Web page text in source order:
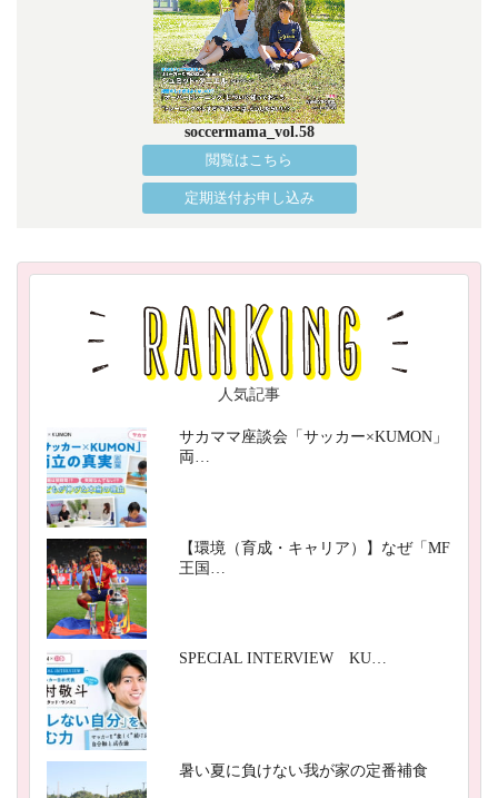
soccermama_vol.58
閲覧はこちら
定期送付お申し込み
人気記事
サカママ座談会「サッカー×KUMON」
両…
【環境（育成・キャリア）】なぜ「MF
王国…
SPECIAL INTERVIEW KU…
暑い夏に負けない我が家の定番補食